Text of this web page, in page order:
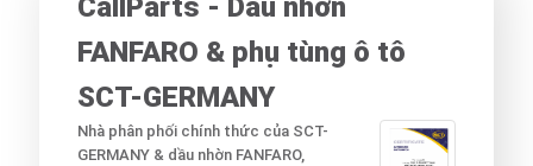
CallParts - Dầu nhờn
FANFARO & phụ tùng ô tô
SCT-GERMANY
Nhà phân phối chính thức của SCT-
GERMANY & dầu nhờn FANFARO,